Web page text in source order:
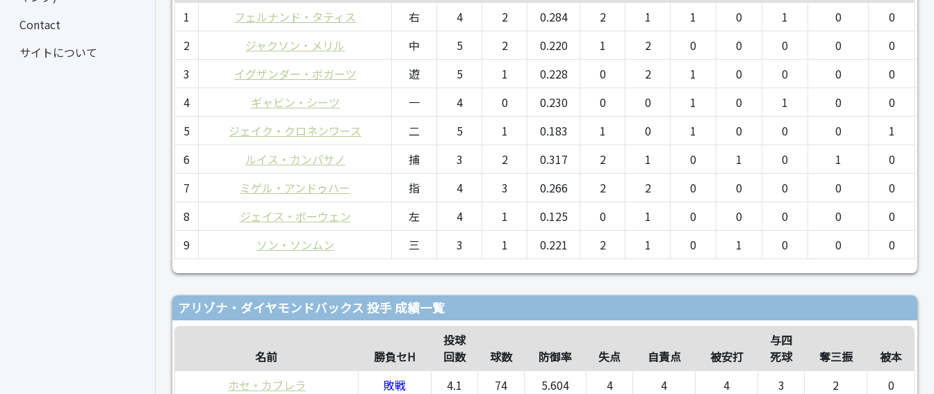
Contact
サイトについて
1
フェルナンド・タティス 右 4 2 0.284 2 1 1 0 1 0
0
2
ジャクソン・メリル 中 5 2 0.220 1 2 0 0 0 0
0
3
イグザンダー・ボガーツ 遊 5 1 0.228 0 2 1 0 0 0
0
4
ギャビン・シーツ 一 4 0 0.230 0 0 1 0 1 0
0
5
ジェイク・クロネンワース 二 5 1 0.183 1 0 1 0 0 0
1
6
ルイス・カンパサノ 捕 3 2 0.317 2 1 0 1 0 1
0
7
ミゲル・アンドゥハー 指 4 3 0.266 2 2 0 0 0 0
0
8
ジェイス・ボーウェン 左 4 1 0.125 0 1 0 0 0 0
0
9
ソン・ソンムン 三 3 1 0.221 2 1 0 1 0 0 0
アリゾナ・ダイヤモンドバックス 投手 成績一覧
名前 勝負セH
投球
回数
球数 防御率 失点 自責点 被安打
与四
死球
奪三振
被本
ホセ・カブレラ
敗戦 4.1 74 5.604 4 4 4 3 2
0